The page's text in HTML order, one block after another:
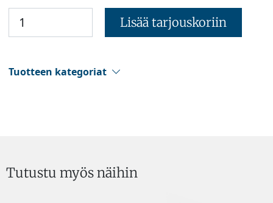
Lisää tarjouskoriin
Tuotteen kategoriat
Tutustu myös näihin